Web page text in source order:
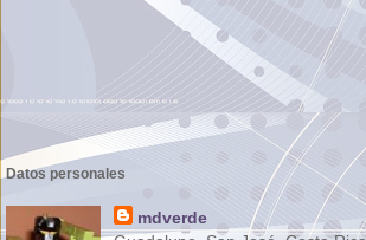
Datos personales
mdverde